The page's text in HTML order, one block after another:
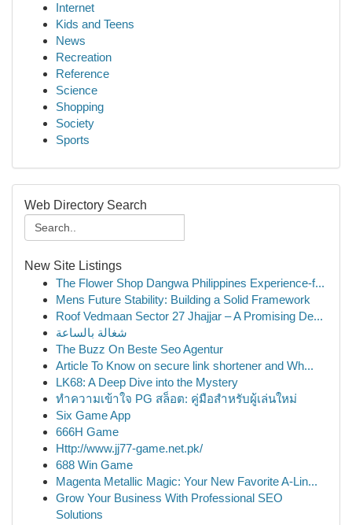
Internet
Kids and Teens
News
Recreation
Reference
Science
Shopping
Society
Sports
Web Directory Search
New Site Listings
The Flower Shop Dangwa Philippines Experience-f...
Mens Future Stability: Building a Solid Framework
Roof Vedmaan Sector 27 Jhajjar – A Promising De...
شغالة بالساعة
The Buzz On Beste Seo Agentur
Article To Know on secure link shortener and Wh...
LK68: A Deep Dive into the Mystery
ทำความเข้าใจ PG สล็อต: คู่มือสำหรับผู้เล่นใหม่
Six Game App
666H Game
Http://www.jj77-game.net.pk/
688 Win Game
Magenta Metallic Magic: Your New Favorite A-Lin...
Grow Your Business With Professional SEO
Solutions